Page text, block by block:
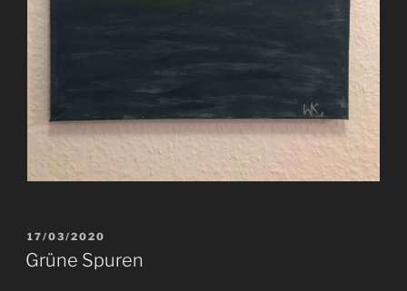
VERÖFFENTLICHT
AM
17/03/2020
Grüne Spuren